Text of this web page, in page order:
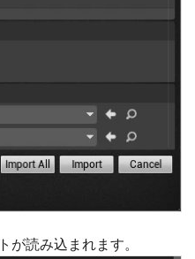
が読み込まれます。